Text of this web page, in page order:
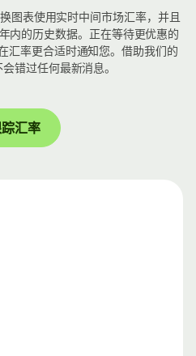
图表使用实时中间市场汇率，并且
内的历史数据。正在等待更优惠的
汇率更合适时通知您。借助我们的
错过任何最新消息。
汇率